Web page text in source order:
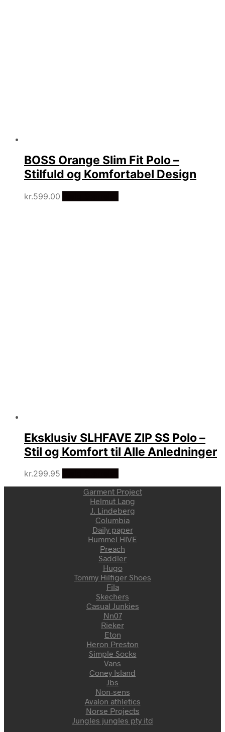
BOSS Orange Slim Fit Polo –
Stilfuld og Komfortabel Design
kr.599.00
Eksklusiv SLHFAVE ZIP SS Polo –
Stil og Komfort til Alle Anledninger
kr.299.95
Garment Project
Helmut Lang
J. Lindeberg
Columbia
Daily paper
Hummel HIVE
Preach
Saddler
Hugo
Tommy Hilfiger Shoes
Fila
Skechers
Casual Junkies
Nn07
Rieker
Eton
Heron Preston
Simple Socks
Vans
Coney Island
Jbs
Non-sens
Avalon athletics
Norse Projects
Jungles jungles pty itd